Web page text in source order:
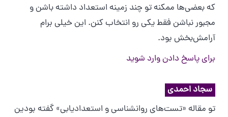
که بعضی‌ها ممکنه تو چند زمینه استعداد داشته باشن و
مجبور نباشن فقط یکی رو انتخاب کنن. این خیلی برام
آرامش‌بخش بود.
برای پاسخ دادن وارد شوید
سجاد احمدی
تو مقاله «تست‌های روانشناسی و استعدادیابی» گفته بودین